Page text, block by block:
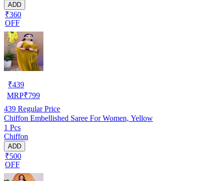
ADD
₹360
OFF
₹439
MRP₹799
439 Regular Price
Chiffon Embellished Saree For Women, Yellow
1 Pcs
Chiffon
ADD
₹500
OFF